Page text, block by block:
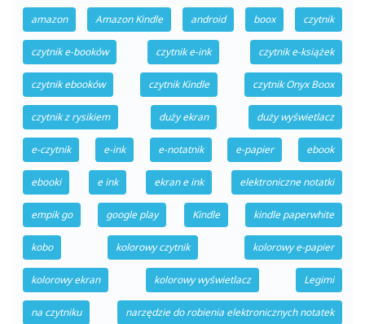
amazon Amazon Kindle android boox czytnik
czytnik e-booków czytnik e-ink czytnik e-książek
czytnik ebooków czytnik Kindle czytnik Onyx Boox
czytnik z rysikiem duży ekran duży wyświetlacz
e-czytnik e-ink e-notatnik e-papier ebook
ebooki e ink ekran e ink elektroniczne notatki
empik go google play Kindle kindle paperwhite
kobo kolorowy czytnik kolorowy e-papier
kolorowy ekran kolorowy wyświetlacz Legimi
na czytniku narzędzie do robienia elektronicznych notatek